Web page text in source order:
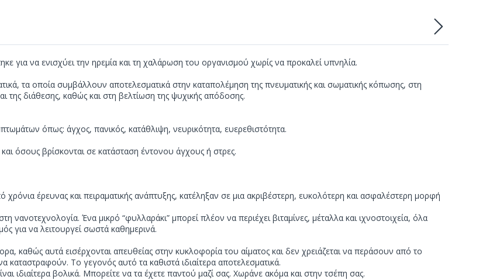
για να ενισχύει την ηρεμία και τη χαλάρωση του οργανισμού χωρίς να προκαλεί υπνηλία.
τα οποία συμβάλλουν αποτελεσματικά στην καταπολέμηση της πνευματικής και σωματικής κόπωσης, στη
διάθεσης, καθώς και στη βελτίωση της ψυχικής απόδοσης.
όπως: άγχος, πανικός, κατάθλιψη, νευρικότητα, ευερεθιστότητα.
όσους βρίσκονται σε κατάσταση έντονου άγχους ή στρες.
έρευνας και πειραματικής ανάπτυξης, κατέληξαν σε μια ακριβέστερη, ευκολότερη και ασφαλέστερη μορφή
Ένα μικρό “φυλλαράκι” μπορεί πλέον να περιέχει βιταμίνες, μέταλλα και ιχνοστοιχεία, όλα
για να λειτουργεί σωστά καθημερινά.
καθώς αυτά εισέρχονται απευθείας στην κυκλοφορία του αίματος και δεν χρειάζεται να περάσουν από το
Το γεγονός αυτό τα καθιστά ιδιαίτερα αποτελεσματικά.
ιδιαίτερα βολικά. Μπορείτε να τα έχετε παντού μαζί σας. Χωράνε ακόμα και στην τσέπη σας.